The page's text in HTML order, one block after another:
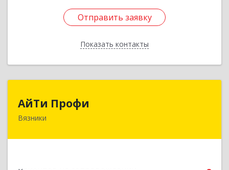
Отправить заявку
Показать контакты
Отправить заявку
Назад
АйТи Профи
Вязники